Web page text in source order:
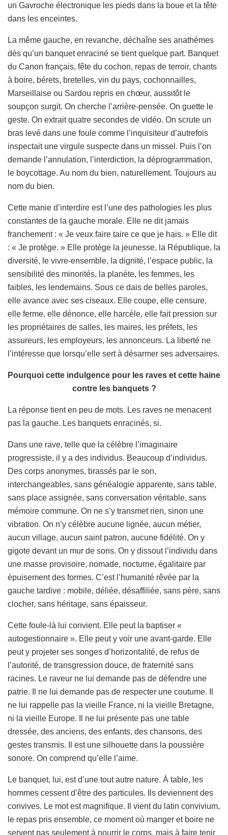
un Gavroche électronique les pieds dans la boue et la tête
dans les enceintes.
La même gauche, en revanche, déchaîne ses anathèmes
dès qu’un banquet enraciné se tient quelque part. Banquet
du Canon français, fête du cochon, repas de terroir, chants
à boire, bérets, bretelles, vin du pays, cochonnailles,
Marseillaise ou Sardou repris en chœur, aussitôt le
soupçon surgit. On cherche l’arrière-pensée. On guette le
geste. On extrait quatre secondes de vidéo. On scrute un
bras levé dans une foule comme l’inquisiteur d’autrefois
inspectait une virgule suspecte dans un missel. Puis l’on
demande l’annulation, l’interdiction, la déprogrammation,
le boycottage. Au nom du bien, naturellement. Toujours au
nom du bien.
Cette manie d’interdire est l’une des pathologies les plus
constantes de la gauche morale. Elle ne dit jamais
franchement : « Je veux faire taire ce que je hais. » Elle dit
: « Je protège. » Elle protège la jeunesse, la République, la
diversité, le vivre-ensemble, la dignité, l’espace public, la
sensibilité des minorités, la planète, les femmes, les
faibles, les lendemains. Sous ce dais de belles paroles,
elle avance avec ses ciseaux. Elle coupe, elle censure,
elle ferme, elle dénonce, elle harcèle, elle fait pression sur
les propriétaires de salles, les maires, les préfets, les
assureurs, les employeurs, les annonceurs. La liberté ne
l’intéresse que lorsqu’elle sert à désarmer ses adversaires.
Pourquoi cette indulgence pour les raves et cette haine
contre les banquets ?
La réponse tient en peu de mots. Les raves ne menacent
pas la gauche. Les banquets enracinés, si.
Dans une rave, telle que la célèbre l’imaginaire
progressiste, il y a des individus. Beaucoup d’individus.
Des corps anonymes, brassés par le son,
interchangeables, sans généalogie apparente, sans table,
sans place assignée, sans conversation véritable, sans
mémoire commune. On ne s’y transmet rien, sinon une
vibration. On n’y célèbre aucune lignée, aucun métier,
aucun village, aucun saint patron, aucune fidélité. On y
gigote devant un mur de sons. On y dissout l’individu dans
une masse provisoire, nomade, nocturne, égalitaire par
épuisement des formes. C’est l’humanité rêvée par la
gauche tardive : mobile, déliée, désaffiliée, sans père, sans
clocher, sans héritage, sans épaisseur.
Cette foule-là lui convient. Elle peut la baptiser «
autogestionnaire ». Elle peut y voir une avant-garde. Elle
peut y projeter ses songes d’horizontalité, de refus de
l’autorité, de transgression douce, de fraternité sans
racines. Le raveur ne lui demande pas de défendre une
patrie. Il ne lui demande pas de respecter une coutume. Il
ne lui rappelle pas la vieille France, ni la vieille Bretagne,
ni la vieille Europe. Il ne lui présente pas une table
dressée, des anciens, des enfants, des chansons, des
gestes transmis. Il est une silhouette dans la poussière
sonore. On comprend qu’elle l’aime.
Le banquet, lui, est d’une tout autre nature. À table, les
hommes cessent d’être des particules. Ils deviennent des
convives. Le mot est magnifique. Il vient du latin convivium,
le repas pris ensemble, ce moment où manger et boire ne
servent pas seulement à nourrir le corps, mais à faire tenir